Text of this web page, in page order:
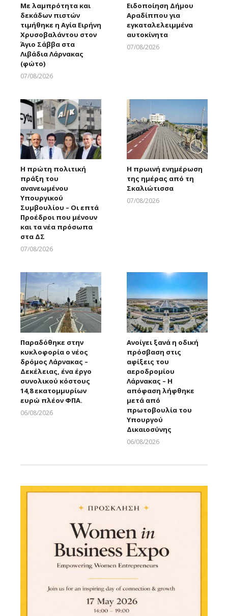
Με λαμπρότητα και
δεκάδων πιστών
τιμήθηκε η Αγία Ειρήνη
Χρυσοβαλάντου στον
Άγιο Σάββα στα
Λιβάδια Λάρνακας
(φώτο)
07/08/2026
Ειδοποίηση Δήμου
Αραδίππου για
εγκαταλελειμμένα
αυτοκίνητα
07/08/2026
Η πρώτη πολιτική
πράξη του
ανανεωμένου
Υπουργικού
Συμβουλίου – Οι επτά
Προέδροι που μένουν
και τα νέα πρόσωπα
στα ΔΣ
07/08/2026
Η πρωινή ενημέρωση
της ημέρας από τη
Σκαλιώτισσα
07/08/2026
Παραδόθηκε στην
κυκλοφορία ο νέος
δρόμος Λάρνακας –
Δεκέλειας, ένα έργο
συνολικού κόστους
14,8 εκατομμυρίων
ευρώ πλέον ΦΠΑ.
06/08/2026
Ανοίγει ξανά η οδική
πρόσβαση στις
αφίξεις του
αεροδρομίου
Λάρνακας – Η
απόφαση λήφθηκε
μετά από
πρωτοβουλία του
Υπουργού
Δικαιοσύνης
06/08/2026